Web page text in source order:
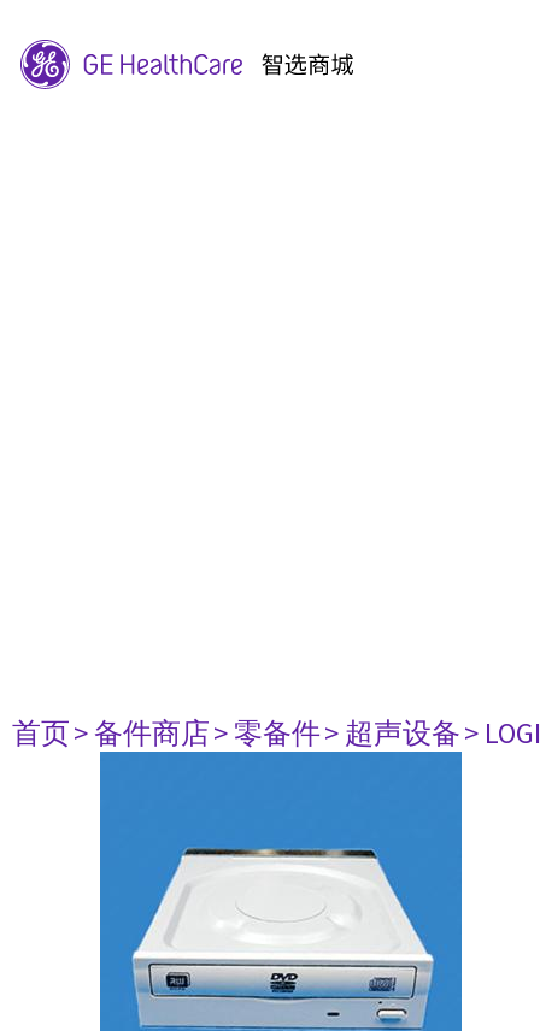
首页> 备件商店> 零备件> 超声设备>